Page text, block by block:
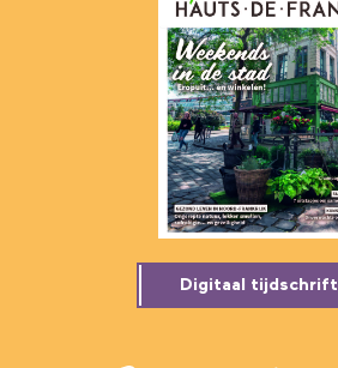
Digitaal tijdschrift